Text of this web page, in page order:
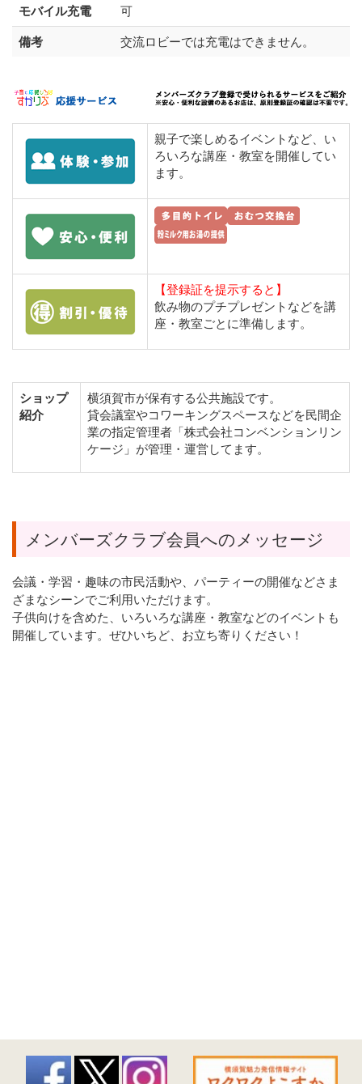
モバイル充電 可
備考 交流ロビーでは充電はできません。
親子で楽しめるイベントなど、い
ろいろな講座・教室を開催してい
ます。
【登録証を提示すると】
飲み物のプチプレゼントなどを講
座・教室ごとに準備します。
ショップ
紹介
横須賀市が保有する公共施設です。
貸会議室やコワーキングスペースなどを民間企
業の指定管理者「株式会社コンベンションリン
ケージ」が管理・運営してます。
メンバーズクラブ会員へのメッセージ
会議・学習・趣味の市民活動や、パーティーの開催などさま
ざまなシーンでご利用いただけます。
子供向けを含めた、いろいろな講座・教室などのイベントも
開催しています。ぜひいちど、お立ち寄りください！